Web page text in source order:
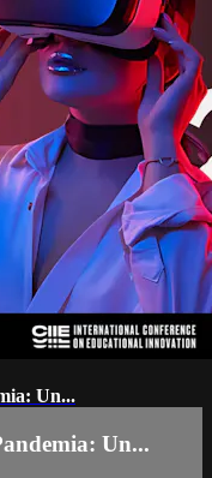
Un...
Un...